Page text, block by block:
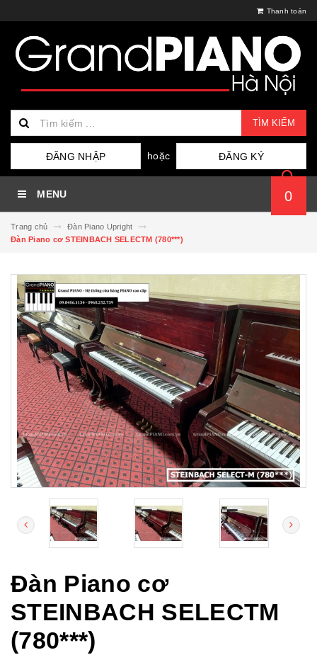
Thanh toán
TÌM KIẾM
ĐĂNG NHẬP hoặc ĐĂNG KÝ
MENU 0
Trang chủ
Đàn Piano Upright
Đàn Piano cơ STEINBACH SELECTM (780***)
Đàn Piano cơ
STEINBACH SELECTM
(780***)